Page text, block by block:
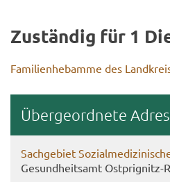
Zu­stän­dig für 1
Fa­mi­li­en­heb­am­me des
Über­ge­ord­ne­te
Sach­ge­biet
Ge­sund­heits­amt Ostprignitz-​